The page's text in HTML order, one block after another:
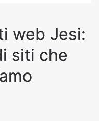
web Jesi:
siti che